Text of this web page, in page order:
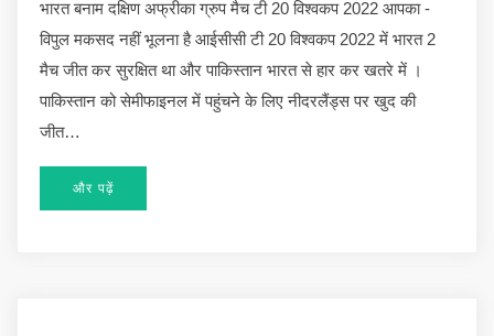
भारत बनाम दक्षिण अफ्रीका ग्रुप मैच टी 20 विश्वकप 2022 आपका -
विपुल मकसद नहीं भूलना है आईसीसी टी 20 विश्वकप 2022 में भारत 2
मैच जीत कर सुरक्षित था और पाकिस्तान भारत से हार कर खतरे में ।
पाकिस्तान को सेमीफाइनल में पहुंचने के लिए नीदरलैंड्स पर खुद की
जीत…
और पढ़ें